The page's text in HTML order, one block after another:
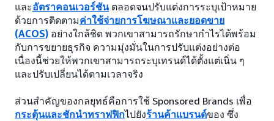
และอัตราคอนเวอร์ชันตลอดจนปรับแต่งการระบุเป้าหมาย
ด้วยการติดตามค่าใช้จ่ายการโฆษณาและยอดขาย
(ACOS) อย่างใกล้ชิด พวกเขาสามารถรักษากำไรได้พร้อม
กับการขยายธุรกิจ ความมุ่งมั่นในการปรับแต่งอย่างต่อ
เนื่องนี้ช่วยให้พวกเขาสามารถระบุเทรนด์ได้ตั้งแต่เนิ่น ๆ
และปรับเปลี่ยนได้ตามเวลาจริง
ส่วนสำคัญของกลยุทธ์คือการใช้ Sponsored Brands เพื่อ
กระตุ้นและชักนำทราฟฟิกไปยังร้านค้าแบรนด์ของ ซึ่ง